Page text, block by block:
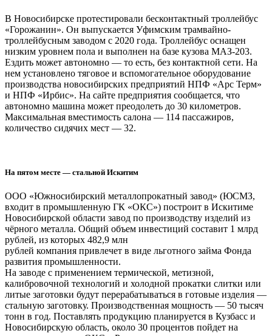
В Новосибирске протестировали бесконтактный троллейбус
«Горожанин». Он выпускается Уфимским трамвайно-
троллейбусным заводом с 2020 года. Троллейбус оснащен
низким уровнем пола и выполнен на базе кузова МАЗ-203.
Ездить может автономно — то есть, без контактной сети. На
нем установлено тяговое и вспомогательное оборудование
производства новосибирских предприятий НПФ «Арс Терм»
и НПФ «Ирбис». На сайте предприятия сообщается, что
автономно машина может преодолеть до 30 километров.
Максимальная вместимость салона — 114 пассажиров,
количество сидячих мест — 32.
На пятом месте — стальной Искитим
ООО «Южносибирский металлопрокатный завод» (ЮСМЗ,
входит в промышленную ГК «ОКС») построит в Искитиме
Новосибирской области завод по производству изделий из
чёрного металла. Общий объем инвестиций составит 1 млрд
рублей, из которых 482,9 млн
рублей компания привлечет в виде льготного займа Фонда
развития промышленности.
На заводе с применением термической, метизной,
калибровочной технологий и холодной прокатки слитки или
литые заготовки будут перерабатываться в готовые изделия —
стальную заготовку. Производственная мощность — 50 тысяч
тонн в год. Поставлять продукцию планируется в Кузбасс и
Новосибирскую область, около 30 процентов пойдет на